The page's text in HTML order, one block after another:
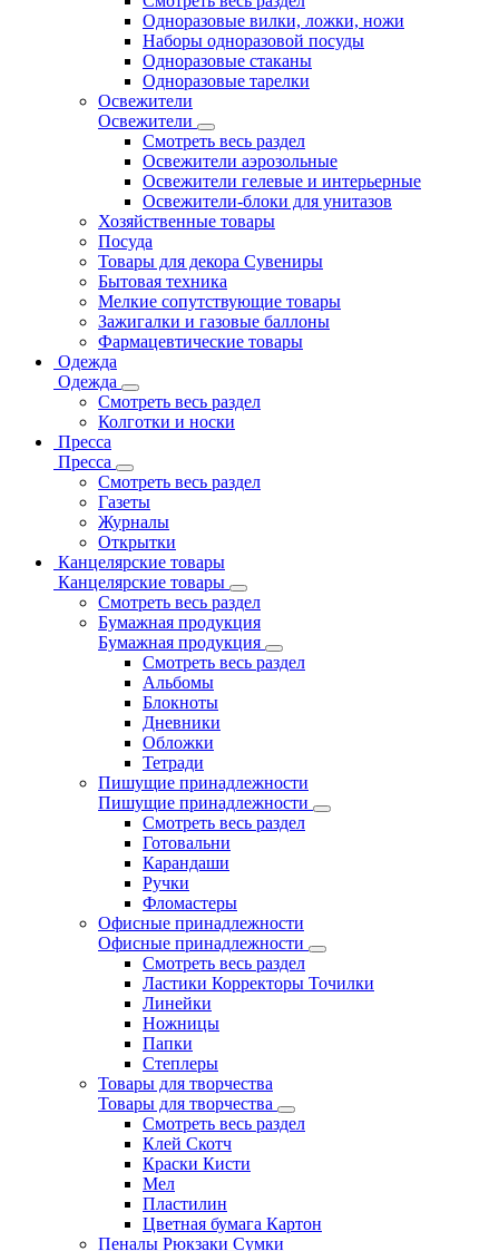
Одноразовые вилки, ложки, ножи
Наборы одноразовой посуды
Одноразовые стаканы
Одноразовые тарелки
Освежители
Освежители
Смотреть весь раздел
Освежители аэрозольные
Освежители гелевые и интерьерные
Освежители-блоки для унитазов
Хозяйственные товары
Посуда
Товары для декора Сувениры
Бытовая техника
Мелкие сопутствующие товары
Зажигалки и газовые баллоны
Фармацевтические товары
Одежда
Одежда
Смотреть весь раздел
Колготки и носки
Пресса
Пресса
Смотреть весь раздел
Газеты
Журналы
Открытки
Канцелярские товары
Канцелярские товары
Смотреть весь раздел
Бумажная продукция
Бумажная продукция
Смотреть весь раздел
Альбомы
Блокноты
Дневники
Обложки
Тетради
Пишущие принадлежности
Пишущие принадлежности
Смотреть весь раздел
Готовальни
Карандаши
Ручки
Фломастеры
Офисные принадлежности
Офисные принадлежности
Смотреть весь раздел
Ластики Корректоры Точилки
Линейки
Ножницы
Папки
Степлеры
Товары для творчества
Товары для творчества
Смотреть весь раздел
Клей Скотч
Краски Кисти
Мел
Пластилин
Цветная бумага Картон
Пеналы Рюкзаки Сумки